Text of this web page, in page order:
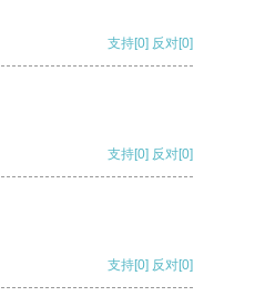
支持[0] 反对[0]
支持[0] 反对[0]
支持[0] 反对[0]